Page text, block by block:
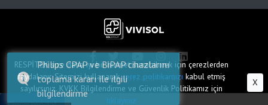
© Copyright 2026 RESPİTEK A.Ş.
RESPİTEK size daha iyi bir hizmet sunabilmek için çerezlerden
faydalanır. Sitemizi kullanarakçerez politikamızı kabul etmiş
sayılırsınız. KVKK Bilgilendirme ve Güvenlik Politikamız için
tıklayınız
X
Philips CPAP ve BiPAP cihazlarını
toplama kararı ile ilgili
bilgilendirme